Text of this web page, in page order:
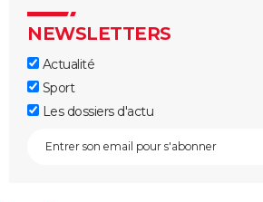
NEWSLETTERS
Actualité
Sport
Les dossiers d'actu